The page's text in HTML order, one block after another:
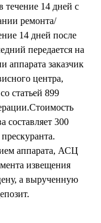
течение 14 дней с
ремонта/
14 дней после
передается на
аппарата заказчик
центра,
статьей 899
составляет 300
аппарата, АСЦ
извещения
а вырученную